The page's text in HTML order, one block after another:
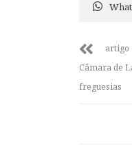
Câmara de
freguesias